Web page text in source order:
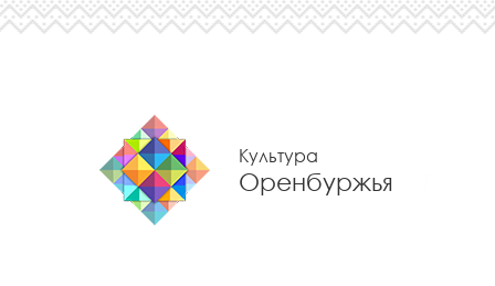
Культура
Оренбуржья